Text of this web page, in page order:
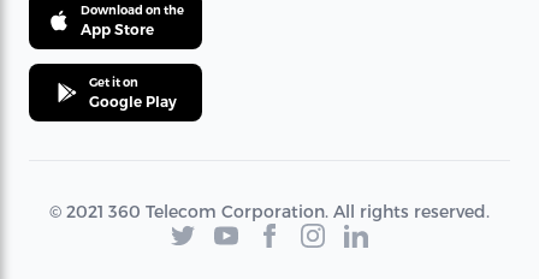
Download on the
App Store
Get it on
Google Play
© 2021 360 Telecom Corporation. All rights reserved.